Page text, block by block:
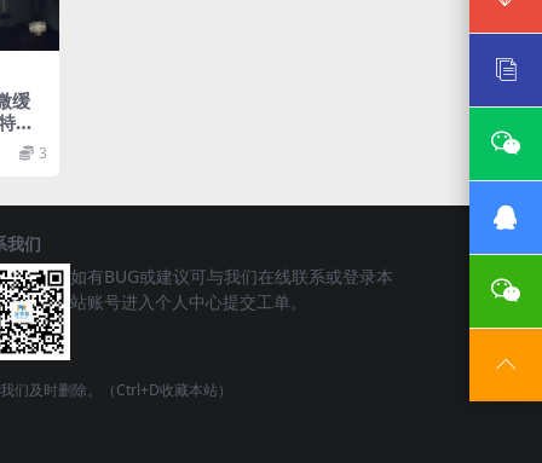
缓
效
3
我们
如有BUG或建议可与我们在线联系或登录本
站账号进入个人中心提交工单。
及时删除。（Ctrl+D收藏本站）